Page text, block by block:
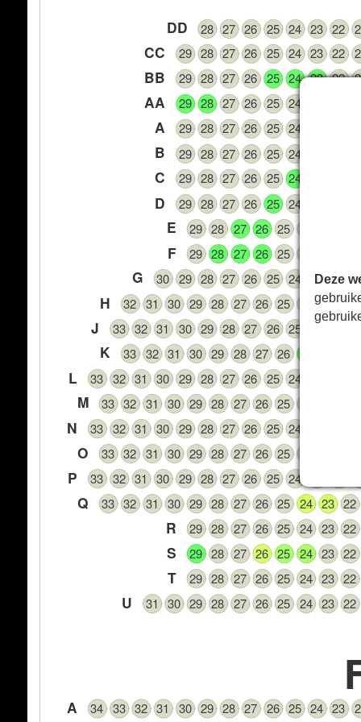
22
23
24
25
26
27
28
DD
22
23
24
25
26
27
28
29
CC
22
23
24
25
26
27
28
29
BB
24
25
26
27
28
29
AA
24
25
26
27
28
29
A
24
25
26
27
28
29
B
24
25
26
27
28
29
C
24
25
26
27
28
29
D
24
25
26
27
28
29
E
24
25
26
27
28
29
F
22
23
24
25
26
27
28
29
30
G
22
23
24
25
26
27
28
29
30
31
32
H
24
25
26
27
28
29
30
31
32
33
J
25
26
27
28
29
30
31
32
33
K
24
25
26
27
28
29
30
31
32
33
L
24
25
26
27
28
29
30
31
32
33
M
24
25
26
27
28
29
30
31
32
33
N
24
25
26
27
28
29
30
31
32
33
O
24
25
26
27
28
29
30
31
32
33
P
22
23
24
25
26
27
28
29
30
31
32
33
Q
22
23
24
25
26
27
28
29
R
22
23
24
25
26
27
28
29
S
22
23
24
25
26
27
28
29
T
22
23
24
25
26
27
28
29
30
31
U
23
24
25
26
27
28
29
30
31
32
33
34
A
Deze